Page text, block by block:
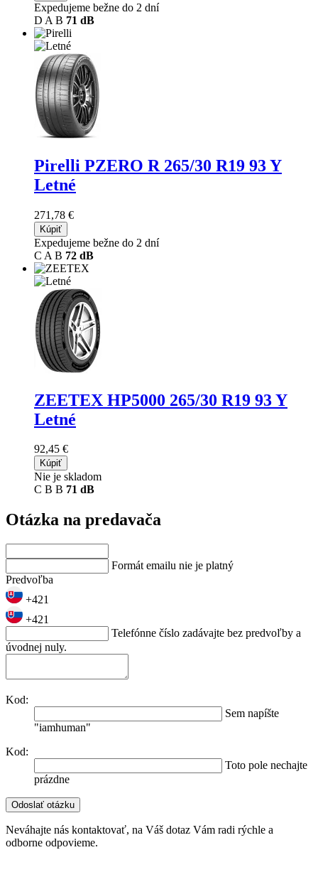
Expedujeme bežne do 2 dní
D A B 71 dB
Pirelli PZERO R 265/30 R19 93 Y
Letné
271,78 €
Kúpiť
Expedujeme bežne do 2 dní
C A B 72 dB
ZEETEX HP5000 265/30 R19 93 Y
Letné
92,45 €
Kúpiť
Nie je skladom
C B B 71 dB
Otázka na predavača
Formát emailu nie je platný
Predvoľba
+421
+421
Telefónne číslo zadávajte bez predvoľby a
úvodnej nuly.
Kod:
Sem napíšte
"iamhuman"
Kod:
Toto pole nechajte
prázdne
Neváhajte nás kontaktovať, na Váš dotaz Vám radi rýchle a
odborne odpovieme.